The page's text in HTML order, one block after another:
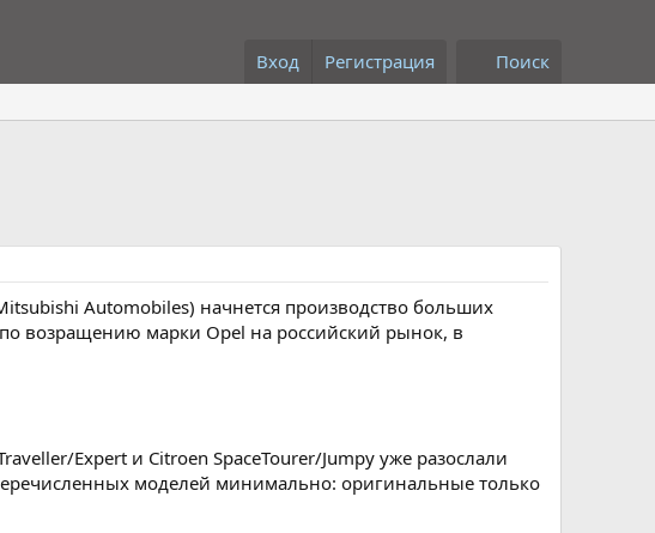
Вход Регистрация Поиск
Automobiles) начнется производство больших
возращению марки Opel на российский рынок, в
Expert и Citroen SpaceTourer/Jumpy уже разослали
моделей минимально: оригинальные только